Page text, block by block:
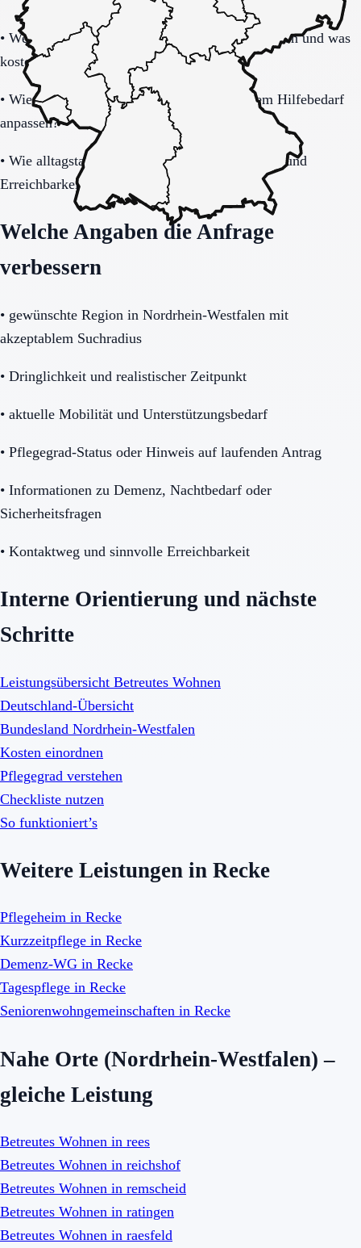
• Welche Leistungen sind im Grundpaket enthalten und was
kostet zusätzlich?
• Wie gut lässt sich das Modell bei steigendem Hilfebedarf
anpassen?
• Wie alltagstauglich sind Barrierearmut, Notruf und
Erreichbarkeit wirklich?
Welche Angaben die Anfrage
verbessern
• gewünschte Region in Nordrhein-Westfalen mit
akzeptablem Suchradius
• Dringlichkeit und realistischer Zeitpunkt
• aktuelle Mobilität und Unterstützungsbedarf
• Pflegegrad-Status oder Hinweis auf laufenden Antrag
• Informationen zu Demenz, Nachtbedarf oder
Sicherheitsfragen
• Kontaktweg und sinnvolle Erreichbarkeit
Interne Orientierung und nächste
Schritte
Leistungsübersicht Betreutes Wohnen
Deutschland-Übersicht
Bundesland Nordrhein-Westfalen
Kosten einordnen
Pflegegrad verstehen
Checkliste nutzen
So funktioniert’s
Weitere Leistungen in Recke
Pflegeheim in Recke
Kurzzeitpflege in Recke
Demenz-WG in Recke
Tagespflege in Recke
Seniorenwohngemeinschaften in Recke
Nahe Orte (Nordrhein-Westfalen) –
gleiche Leistung
Betreutes Wohnen in rees
Betreutes Wohnen in reichshof
Betreutes Wohnen in remscheid
Betreutes Wohnen in ratingen
Betreutes Wohnen in raesfeld